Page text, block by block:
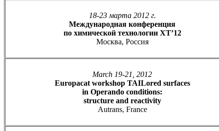
18-23 марта 2012 г.
Международная конференция
по химической технологии ХТ’12
Москва, Россия
March 19-21, 2012
Europacat workshop TAILored surfaces
in Operando conditions:
structure and reactivity
Autrans, France